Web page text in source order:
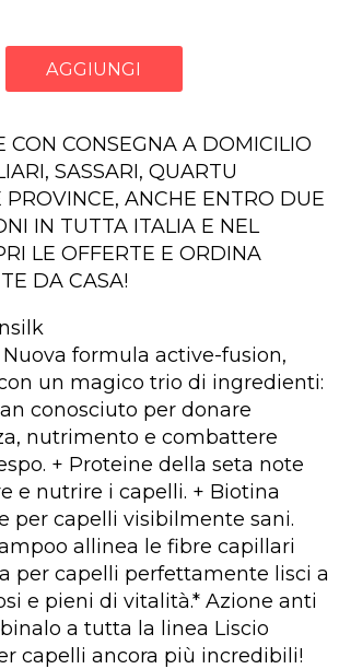
AGGIUNGI
CON CONSEGNA A DOMICILIO
SASSARI, QUARTU
PROVINCE, ANCHE ENTRO DUE
IN TUTTA ITALIA E NEL
LE OFFERTE E ORDINA
DA CASA!
Nuova formula active-fusion,
un magico trio di ingredienti:
conosciuto per donare
nutrimento e combattere
+ Proteine della seta note
e nutrire i capelli. + Biotina
per capelli visibilmente sani.
allinea le fibre capillari
per capelli perfettamente lisci a
e pieni di vitalità.* Azione anti
a tutta la linea Liscio
capelli ancora più incredibili!